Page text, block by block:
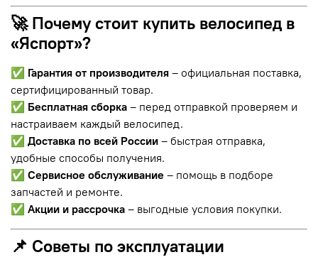
🚀 Почему стоит купить велосипед в
«Яспорт»?
✅ Гарантия от производителя – официальная поставка,
сертифицированный товар.
✅ Бесплатная сборка – перед отправкой проверяем и
настраиваем каждый велосипед.
✅ Доставка по всей России – быстрая отправка,
удобные способы получения.
✅ Сервисное обслуживание – помощь в подборе
запчастей и ремонте.
✅ Акции и рассрочка – выгодные условия покупки.
📌 Советы по эксплуатации